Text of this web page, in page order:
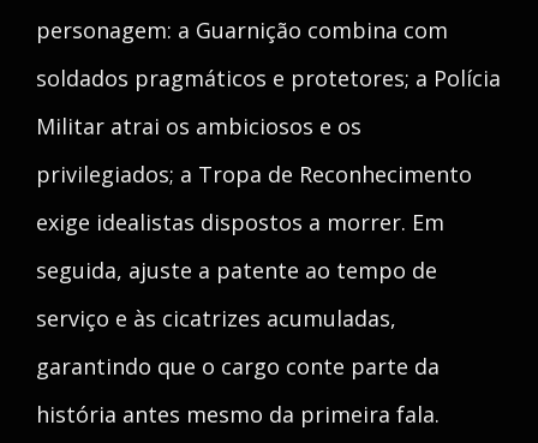
personagem: a Guarnição combina com
soldados pragmáticos e protetores; a Polícia
Militar atrai os ambiciosos e os
privilegiados; a Tropa de Reconhecimento
exige idealistas dispostos a morrer. Em
seguida, ajuste a patente ao tempo de
serviço e às cicatrizes acumuladas,
garantindo que o cargo conte parte da
história antes mesmo da primeira fala.